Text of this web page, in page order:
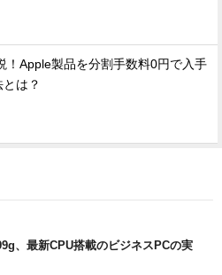
！Apple製品を分割手数料0円で入手
は？
、最新CPU搭載のビジネスPCの実